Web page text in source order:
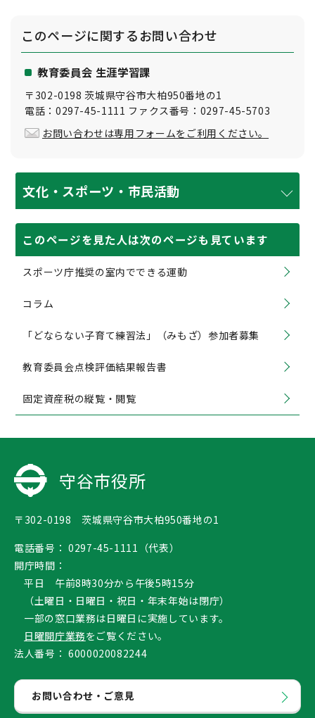
このページに関するお問い合わせ
教育委員会 生涯学習課
〒302-0198 茨城県守谷市大柏950番地の1
電話：0297-45-1111 ファクス番号：0297-45-5703
お問い合わせは専用フォームをご利用ください。
文化・スポーツ・市民活動
このページを見た人は次のページも見ています
スポーツ庁推奨の室内でできる運動
コラム
「どならない子育て練習法」（みもざ）参加者募集
教育委員会点検評価結果報告書
固定資産税の縦覧・閲覧
守谷市役所
〒302-0198 茨城県守谷市大柏950番地の1
電話番号： 0297-45-1111（代表）
開庁時間：
平日 午前8時30分から午後5時15分
（土曜日・日曜日・祝日・年末年始は閉庁）
一部の窓口業務は日曜日に実施しています。
日曜開庁業務をご覧ください。
法人番号： 6000020082244
お問い合わせ・ご意見